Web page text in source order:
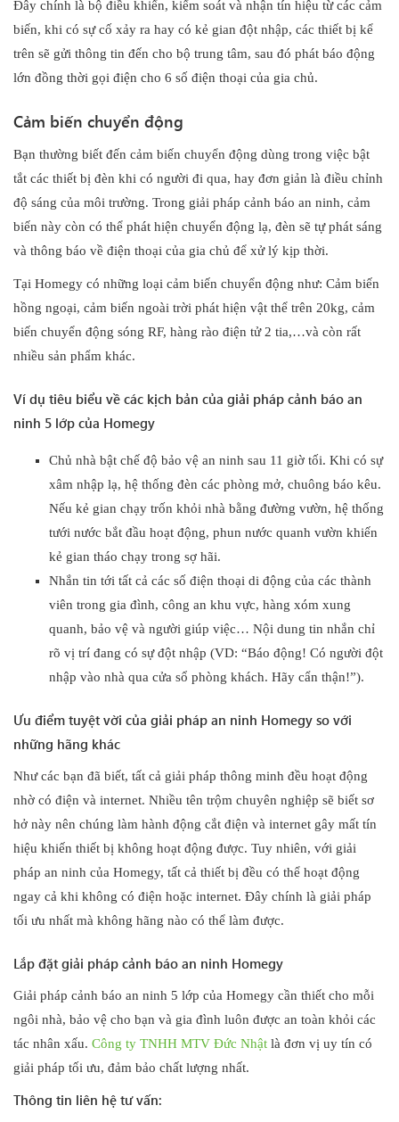
Đây chính là bộ điều khiển, kiểm soát và nhận tín hiệu từ các cảm
biến, khi có sự cố xảy ra hay có kẻ gian đột nhập, các thiết bị kể
trên sẽ gửi thông tin đến cho bộ trung tâm, sau đó phát báo động
lớn đồng thời gọi điện cho 6 số điện thoại của gia chủ.
Cảm biến chuyển động
Bạn thường biết đến cảm biến chuyển động dùng trong việc bật
tắt các thiết bị đèn khi có người đi qua, hay đơn giản là điều chỉnh
độ sáng của môi trường. Trong giải pháp cảnh báo an ninh, cảm
biến này còn có thể phát hiện chuyển động lạ, đèn sẽ tự phát sáng
và thông báo về điện thoại của gia chủ để xử lý kịp thời.
Tại Homegy có những loại cảm biến chuyển động như: Cảm biến
hồng ngoại, cảm biến ngoài trời phát hiện vật thể trên 20kg, cảm
biến chuyển động sóng RF, hàng rào điện tử 2 tia,…và còn rất
nhiều sản phẩm khác.
Ví dụ tiêu biểu về các kịch bản của giải pháp cảnh báo an
ninh 5 lớp của Homegy
Chủ nhà bật chế độ bảo vệ an ninh sau 11 giờ tối. Khi có sự
xâm nhập lạ, hệ thống đèn các phòng mở, chuông báo kêu.
Nếu kẻ gian chạy trốn khỏi nhà bằng đường vườn, hệ thống
tưới nước bắt đầu hoạt động, phun nước quanh vườn khiến
kẻ gian tháo chạy trong sợ hãi.
Nhắn tin tới tất cả các số điện thoại di động của các thành
viên trong gia đình, công an khu vực, hàng xóm xung
quanh, bảo vệ và người giúp việc… Nội dung tin nhắn chỉ
rõ vị trí đang có sự đột nhập (VD: “Báo động! Có người đột
nhập vào nhà qua cửa sổ phòng khách. Hãy cẩn thận!”).
Ưu điểm tuyệt vời của giải pháp an ninh Homegy so với
những hãng khác
Như các bạn đã biết, tất cả giải pháp thông minh đều hoạt động
nhờ có điện và internet. Nhiều tên trộm chuyên nghiệp sẽ biết sơ
hở này nên chúng làm hành động cắt điện và internet gây mất tín
hiệu khiến thiết bị không hoạt động được. Tuy nhiên, với giải
pháp an ninh của Homegy, tất cả thiết bị đều có thể hoạt động
ngay cả khi không có điện hoặc internet. Đây chính là giải pháp
tối ưu nhất mà không hãng nào có thể làm được.
Lắp đặt giải pháp cảnh báo an ninh Homegy
Giải pháp cảnh báo an ninh 5 lớp của Homegy cần thiết cho mỗi
ngôi nhà, bảo vệ cho bạn và gia đình luôn được an toàn khỏi các
tác nhân xấu. Công ty TNHH MTV Đức Nhật là đơn vị uy tín có
giải pháp tối ưu, đảm bảo chất lượng nhất.
Thông tin liên hệ tư vấn: